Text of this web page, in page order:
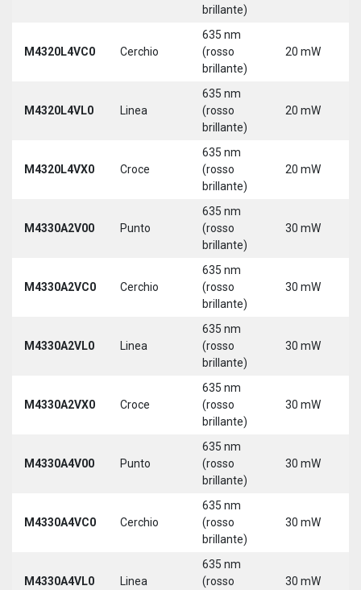
brillante)
M4320L4VC0 Cerchio
635 nm
(rosso
brillante)
20 mW
M4320L4VL0 Linea
635 nm
(rosso
brillante)
20 mW
M4320L4VX0 Croce
635 nm
(rosso
brillante)
20 mW
M4330A2V00 Punto
635 nm
(rosso
brillante)
30 mW
M4330A2VC0 Cerchio
635 nm
(rosso
brillante)
30 mW
M4330A2VL0 Linea
635 nm
(rosso
brillante)
30 mW
M4330A2VX0 Croce
635 nm
(rosso
brillante)
30 mW
M4330A4V00 Punto
635 nm
(rosso
brillante)
30 mW
M4330A4VC0 Cerchio
635 nm
(rosso
brillante)
30 mW
M4330A4VL0 Linea
635 nm
(rosso
30 mW